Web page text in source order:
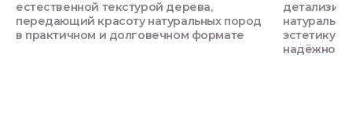
естественной текстурой дерева,
передающий красоту натуральных пород
в практичном и долговечном формате
эстетику